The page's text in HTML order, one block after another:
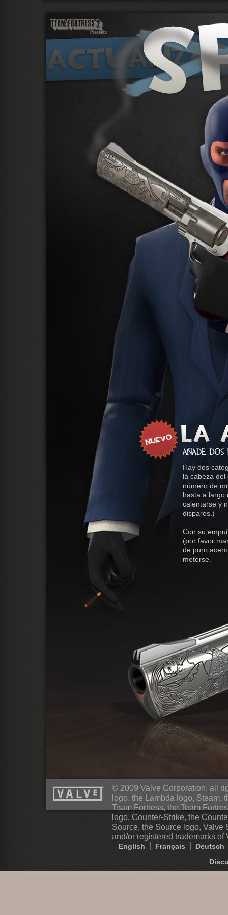
Hay dos
la cabeza
número de
hasta a largo
calentarse y
disparos.)
Con su
(por favor
de puro
meterse.
© 2009 Valve Corporation, all
logo, the Lambda logo, Steam,
Team Fortress, the Team
logo, Counter-Strike, the
Source, the Source logo, Valve
and/or registered trademarks of
English Français Deutsch